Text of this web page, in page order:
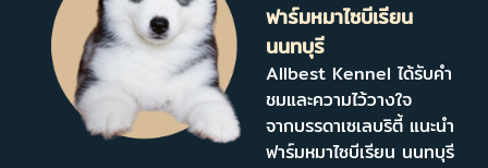
ฟาร์มหมาไซบีเรียน
นนทบุรี
Allbest Kennel ได้รับคำ
ชมและความไว้วางใจ
จากบรรดาเซเลบริตี้ แนะนำ
ฟาร์มหมาไซบีเรียน นนทบุรี